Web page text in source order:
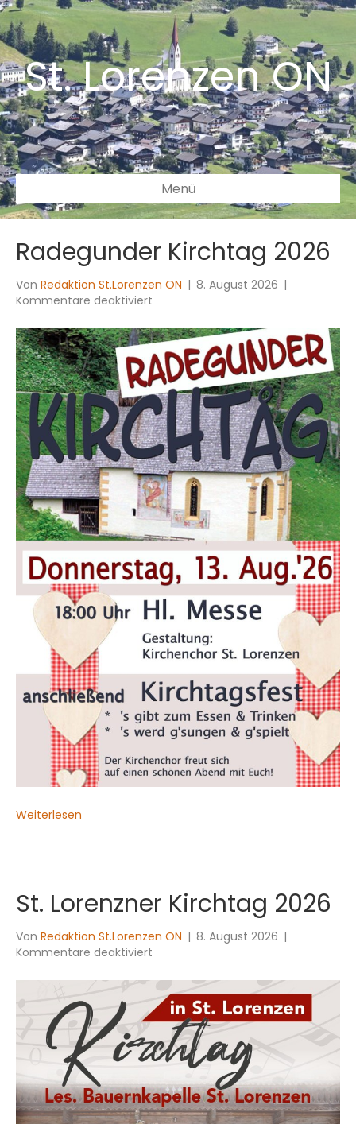
St. Lorenzen ON
Menü
Radegunder Kirchtag 2026
Von Redaktion St.Lorenzen ON | 8. August 2026 |
Kommentare deaktiviert
Kirchtag
2026
Weiterlesen
St. Lorenzner Kirchtag 2026
Von Redaktion St.Lorenzen ON | 8. August 2026 |
Kommentare deaktiviert
Lorenzner
Kirchtag
2026